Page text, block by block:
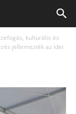
kulturális és
jellemezték az idei